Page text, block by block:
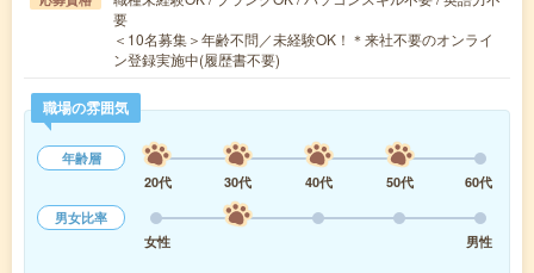
要
＜10名募集＞年齢不問／未経験OK！＊来社不要のオンライ
ン登録実施中(履歴書不要)
職場の雰囲気
年齢層
20代
30代 40代 50代
60代
男女比率
女性
男性